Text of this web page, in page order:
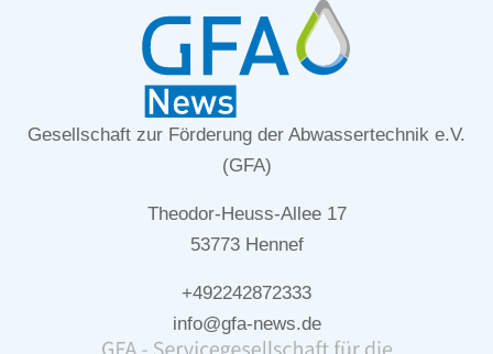
Gesellschaft zur Förderung der Abwassertechnik e.V.
(GFA)
Theodor-Heuss-Allee 17
53773 Hennef
+492242872333
info@gfa-news.de